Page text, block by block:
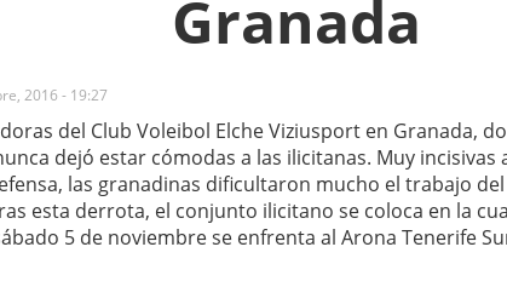
Granada
2016 - 19:27
del Club Voleibol Elche Viziusport en Granada,
dejó estar cómodas a las ilicitanas. Muy incisivas
las granadinas dificultaron mucho el trabajo
esta derrota, el conjunto ilicitano se coloca en la
5 de noviembre se enfrenta al Arona Tenerife